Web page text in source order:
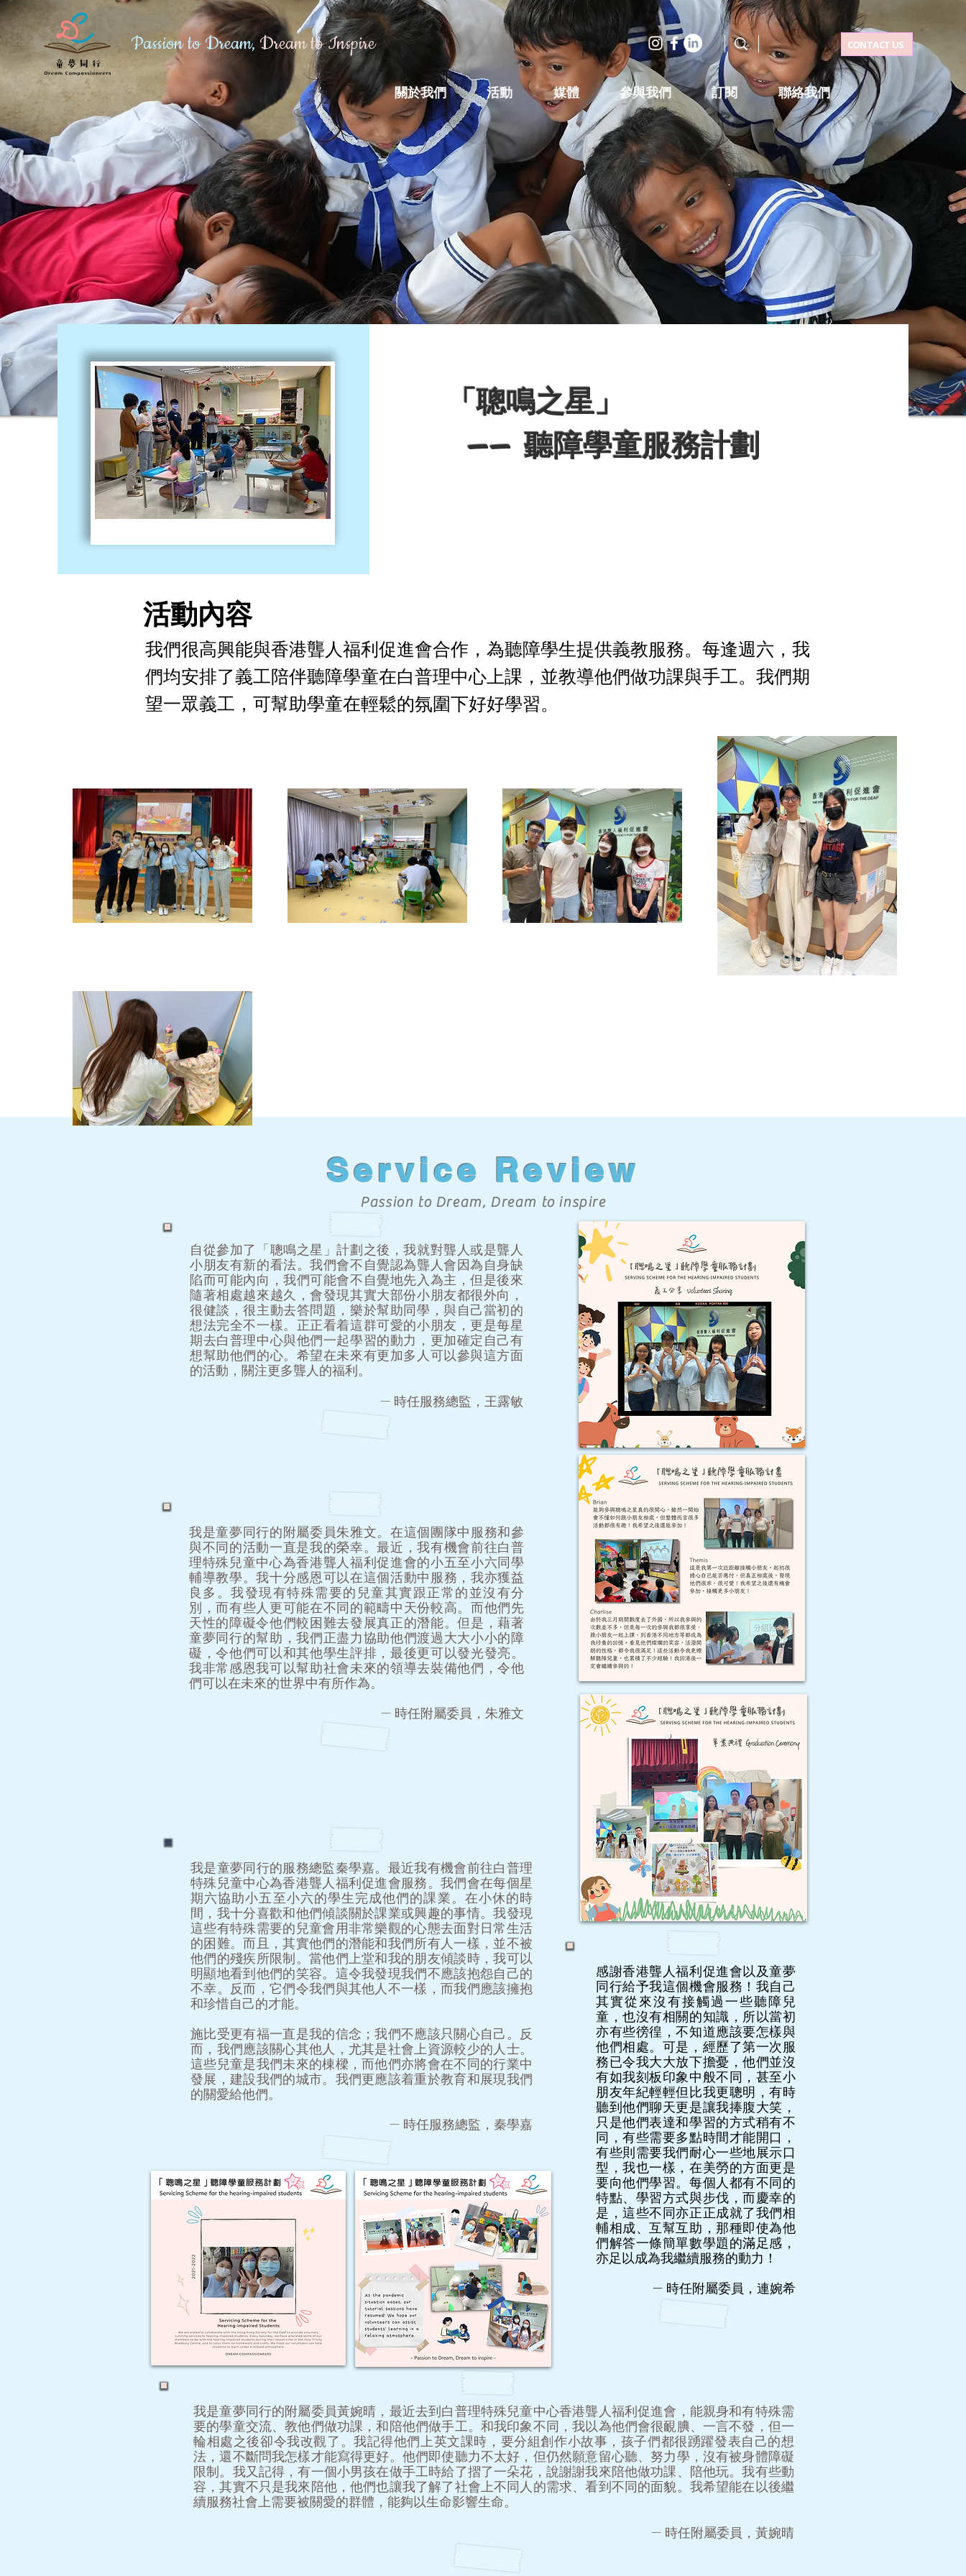
Passion to Dream,Dream to Inspire CONTACT US
關於我們 活動 媒體 參與我們 訂閱 聯絡我們
「聰鳴之星」
​ —— 聽障學童服務計劃
​活動內容
我們很高興能與香港聾人福利促進會合作，為聽障學生提供義教服務。每逢週六，我
們均安排了義工陪伴聽障學童在白普理中心上課，並教導他們做功課與手工。我們期
望一眾義工，可幫助學童在輕鬆的氛圍下好好學習。
Service Review
Passion to Dream, Dream to inspire
自從參加了「聰鳴之星」計劃之後，我就對聾人或是聾人
小朋友有新的看法。我們會不自覺認為聾人會因為自身缺
陷而可能內向，我們可能會不自覺地先入為主，但是後來
隨著相處越來越久，會發現其實大部份小朋友都很外向，
很健談，很主動去答問題，樂於幫助同學，與自己當初的
想法完全不一樣。正正看着這群可愛的小朋友，更是每星
期去白普理中心與他們一起學習的動力，更加確定自己有
想幫助他們的心。希望在未來有更加多人可以參與這方面
的活動，關注更多聾人的福利。
— 時任服務總監，王露敏
我是童夢同行的附屬委員朱雅文。在這個團隊中服務和參
與不同的活動一直是我的榮幸。最近，我有機會前往白普
理特殊兒童中心為香港聾人福利促進會的小五至小六同學
輔導教學。我十分感恩可以在這個活動中服務，我亦獲益
良多。我發現有特殊需要的兒童其實跟正常的並沒有分
別，而有些人更可能在不同的範疇中天份較高。而他們先
天性的障礙令他們較困難去發展真正的潛能。但是，藉著
童夢同行的幫助，我們正盡力協助他們渡過大大小小的障
礙，令他們可以和其他學生評排，最後更可以發光發亮。
我非常感恩我可以幫助社會未來的領導去裝備他們，令他
們可以在未來的世界中有所作為。
— 時任附屬委員，朱雅文
我是童夢同行的服務總監秦學嘉。最近我有機會前往白普理
特殊兒童中心為香港聾人福利促進會服務。我們會在每個星
期六協助小五至小六的學生完成他們的課業。在小休的時
間，我十分喜歡和他們傾談關於課業或興趣的事情。我發現
這些有特殊需要的兒童會用非常樂觀的心態去面對日常生活
的困難。而且，其實他們的潛能和我們所有人一樣，並不被
他們的殘疾所限制。當他們上堂和我的朋友傾談時，我可以
明顯地看到他們的笑容。這令我發現我們不應該抱怨自己的
不幸。反而，它們令我們與其他人不一樣，而我們應該擁抱
和珍惜自己的才能。
施比受更有福一直是我的信念；我們不應該只關心自己。反
而，我們應該關心其他人，尤其是社會上資源較少的人士。
這些兒童是我們未來的棟樑，而他們亦將會在不同的行業中
發展，建設我們的城市。我們更應該着重於教育和展現我們
的關愛給他們。
— 時任服務總監，秦學嘉
感謝香港聾人福利促進會以及童夢
同行給予我這個機會服務！我自己
其實從來沒有接觸過一些聽障兒
童，也沒有相關的知識，所以當初
亦有些徬徨，不知道應該要怎樣與
他們相處。可是，經歷了第一次服
務已令我大大放下擔憂，他們並沒
有如我刻板印象中般不同，甚至小
朋友年紀輕輕但比我更聰明，有時
聽到他們聊天更是讓我捧腹大笑，
只是他們表達和學習的方式稍有不
同，有些需要多點時間才能開口，
有些則需要我們耐心一些地展示口
型，我也一樣，在美勞的方面更是
要向他們學習。每個人都有不同的
特點、學習方式與步伐，而慶幸的
是，這些不同亦正正成就了我們相
輔相成、互幫互助，那種即使為他
們解答一條簡單數學題的滿足感，
亦足以成為我繼續服務的動力！
— 時任附屬委員，連婉希
我是童夢同行的附屬委員黃婉晴，最近去到白普理特殊兒童中心香港聾人福利促進會，能親身和有特殊需
要的學童交流、教他們做功課，和陪他們做手工。和我印象不同，我以為他們會很靦腆、一言不發，但一
輪相處之後卻令我改觀了。我記得他們上英文課時，要分組創作小故事，孩子們都很踴躍發表自己的想
法，還不斷問我怎樣才能寫得更好。他們即使聽力不太好，但仍然願意留心聽、努力學，沒有被身體障礙
限制。我又記得，有一個小男孩在做手工時給了摺了一朵花，說謝謝我來陪他做功課、陪他玩。我有些動
容，其實不只是我來陪他，他們也讓我了解了社會上不同人的需求、看到不同的面貌。我希望能在以後繼
續服務社會上需要被關愛的群體，能夠以生命影響生命。
— 時任附屬委員，黃婉晴